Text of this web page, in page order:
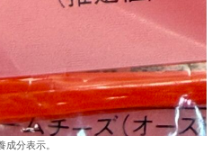
分表示。